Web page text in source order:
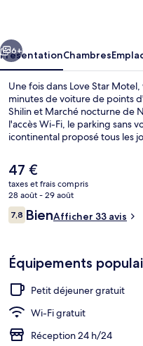
Suivant
6+
PrésentationChambres
Une fois dans Love Star
minutes de voiture de points
Shilin et Marché nocturne de
l'accès Wi-Fi, le parking sans
icontinental proposé tous les
Memorial Hospital se situe à
Le
prix
actuel
est
de
47 €
taxes et frais compris
28 août - 29 août
Avis
voyageurs
7,87,8 sur 10
BienAfficher 33 avis
Équipements
Petit déjeuner gratuit
Wi-Fi gratuit
Réception 24 h/24